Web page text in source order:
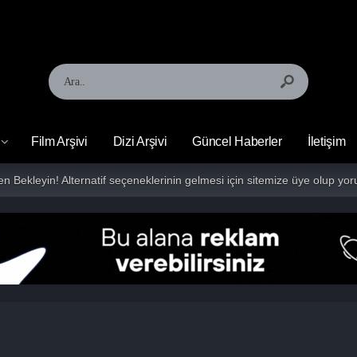
Film Arşivi Dizi Arşivi Güncel Haberler İletişim
Bekleyin! Alternatif seçeneklerinin gelmesi için sitemize üye olup